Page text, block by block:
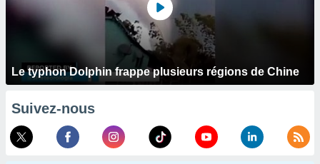
Le typhon Dolphin frappe plusieurs régions de Chine
Suivez-nous